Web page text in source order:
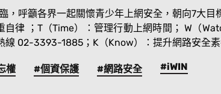
，呼籲各界一起關懷青少年上網安全，朝向7大
律 ；T（Time）：管理行動上網時間； W（
線 02-3393-1885；K（Know）：提升網路安全素
權 #個資保護 #網路安全 #iWIN